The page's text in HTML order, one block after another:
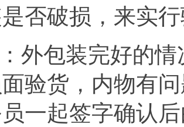
否破损，来实
外包装完好的
验货，内物有
一起签字确认